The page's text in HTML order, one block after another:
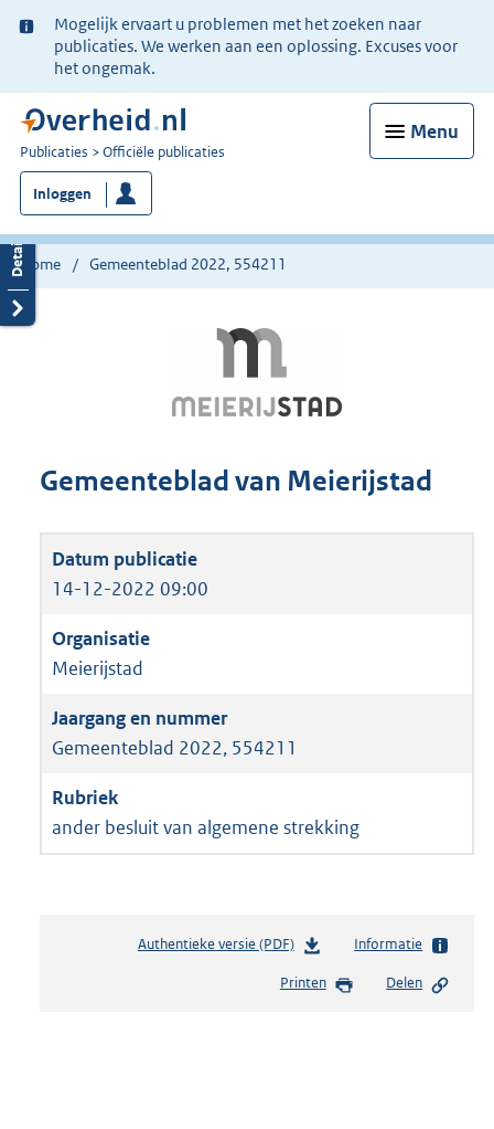
Ter
informatie:
Mogelijk ervaart u problemen met het zoeken naar
publicaties. We werken aan een oplossing. Excuses voor
het ongemak.
Menu
U
bent
nu
hier:
Publicaties Officiële publicaties
Inloggen
Home Gemeenteblad 2022, 554211
Gemeenteblad van Meierijstad
14-12-2022 09:00
Meierijstad
Gemeenteblad 2022, 554211
ander besluit van algemene strekking
Authentieke versie (PDF)b
s
Informatie
Printen Delen